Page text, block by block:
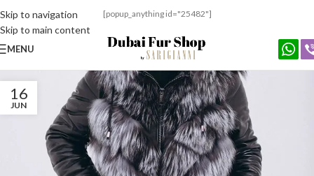
Skip to navigation
Skip to main content
[popup_anything id="25482"]
MENU
16
JUN